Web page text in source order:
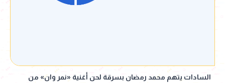
السادات يتهم محمد رمضان بسرقة لحن أغنية «نمر وان» من